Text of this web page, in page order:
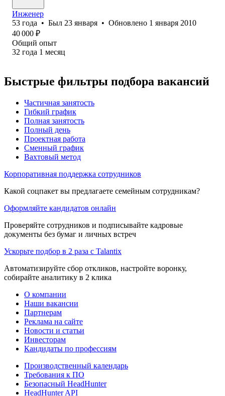
Инженер
53 года • Был 23 января • Обновлено 1 января 2010
40 000 ₽
Общий опыт
32 года 1 месяц
Быстрые фильтры подбора вакансий
Частичная занятость
Гибкий график
Полная занятость
Полный день
Проектная работа
Сменный график
Вахтовый метод
Корпоративная поддержка сотрудников
Какой соцпакет вы предлагаете семейным сотрудникам?
Оформляйте кандидатов онлайн
Проверяйте сотрудников и подписывайте кадровые
документы без бумаг и личных встреч
Ускорьте подбор в 2 раза с Talantix
Автоматизируйте сбор откликов, настройте воронку,
собирайте аналитику в 2 клика
О компании
Наши вакансии
Партнерам
Реклама на сайте
Новости и статьи
Инвесторам
Кандидаты по профессиям
Производственный календарь
Требования к ПО
Безопасный HeadHunter
HeadHunter API